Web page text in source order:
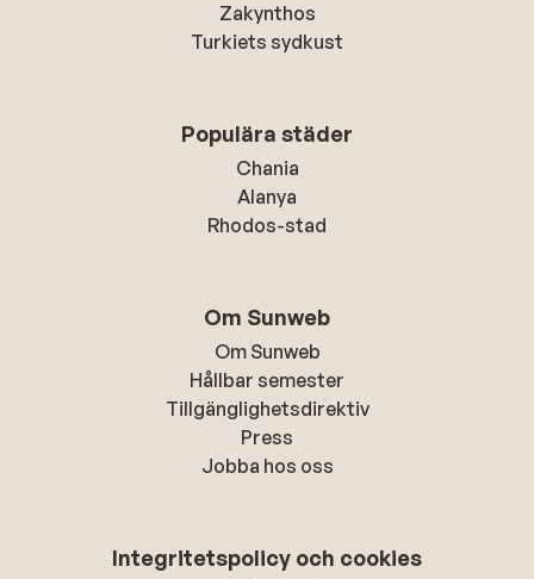
Zakynthos
Turkiets sydkust
Populära städer
Chania
Alanya
Rhodos-stad
Om Sunweb
Om Sunweb
Hållbar semester
Tillgänglighetsdirektiv
Press
Jobba hos oss
Integritetspolicy och cookies